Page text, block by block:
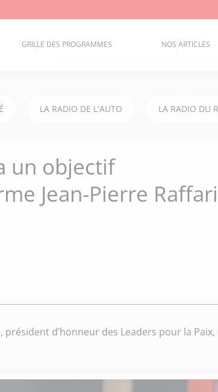
GRILLE DES PROGRAMMES NOS ARTICLES
LA RADIO DE L'AUTO LA RADIO DU
un objectif
Jean-Pierre
d’honneur des Leaders pour la Paix,